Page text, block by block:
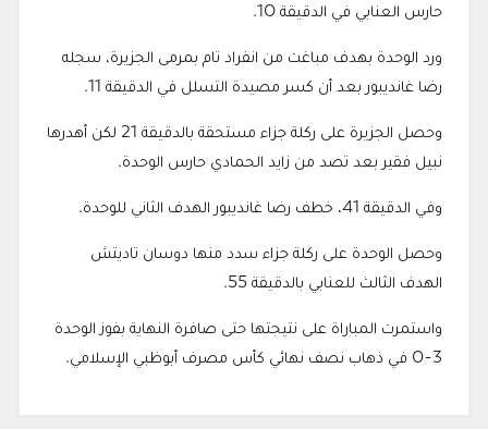
حارس العنابي في الدقيقة 10.
ورد الوحدة بهدف مباغت من انفراد تام بمرمى الجزيرة، سجله
رضا غانديبور بعد أن كسر مصيدة التسلل في الدقيقة 11.
وحصل الجزيرة على ركلة جزاء مستحقة بالدقيقة 21 لكن أهدرها
نبيل فقير بعد تصد من زايد الحمادي حارس الوحدة.
وفي الدقيقة 41، خطف رضا غانديبور الهدف الثاني للوحدة.
وحصل الوحدة على ركلة جزاء سدد منها دوسان تاديتش
الهدف الثالث للعنابي بالدقيقة 55.
واستمرت المباراة على نتيجتها حتى صافرة النهاية بفوز الوحدة
3-0 في ذهاب نصف نهائي كأس مصرف أبوظبي الإسلامي.